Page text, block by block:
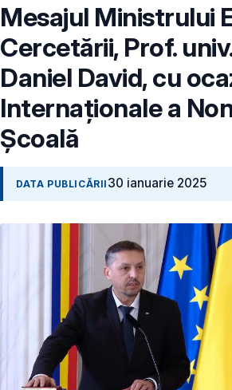
Mesajul Ministrului
Cercetării, Prof.
Daniel David, cu
Internaționale a
Școală
DATA PUBLICĂRII 30 ianuarie 2025